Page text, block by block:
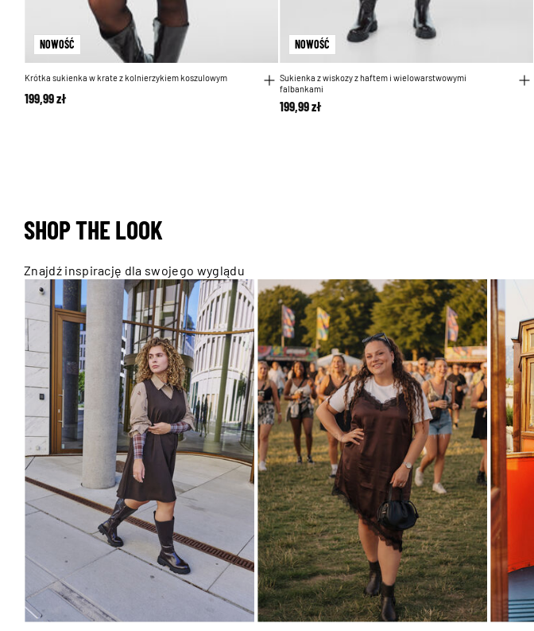
NOWOŚĆ
Krótka sukienka w krate z kolnierzykiem koszulowym
199,99 zł
NOWOŚĆ
Sukienka z wiskozy z haftem i wielowarstwowymi
falbankami
199,99 zł
SHOP THE LOOK
Znajdź inspirację dla swojego wyglądu